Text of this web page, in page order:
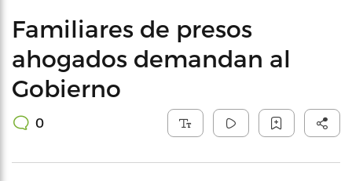
Familiares de presos
ahogados demandan al
Gobierno
0